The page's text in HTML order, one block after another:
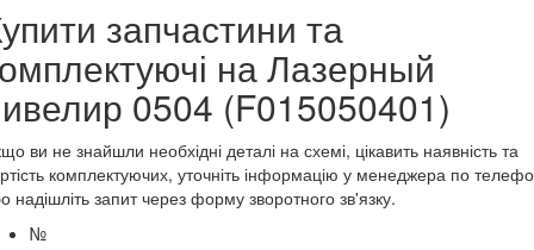
запчастини та
на Лазерный
0504 (F015050401)
ви не знайшли необхідні деталі на схемі, цікавить наявність та
комплектуючих, уточніть інформацію у менеджера по
надішліть запит через форму зворотного зв'язку.
№